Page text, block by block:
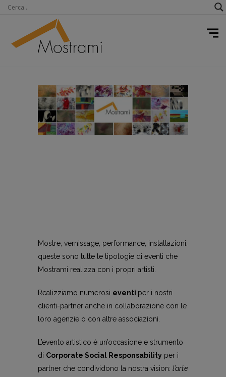
Mostre, vernissage, performance, installazioni:
queste sono tutte le tipologie di eventi che
Mostrami realizza con i propri artisti.
Realizziamo numerosi eventi per i nostri
clienti-partner anche in collaborazione con le
loro agenzie o con altre associazioni.
L’evento artistico è un’occasione e strumento
di Corporate Social Responsabilityper i
partner che condividono la nostra vision: l’arte